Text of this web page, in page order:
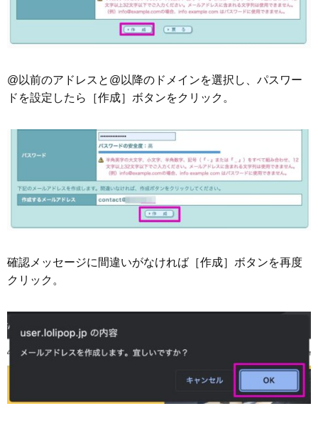
@以前のアドレスと@以降のドメインを選択し、パスワー
ドを設定したら［作成］ボタンをクリック。
確認メッセージに間違いがなければ［作成］ボタンを再度
クリック。